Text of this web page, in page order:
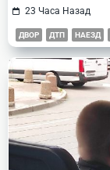
23 Часа Назад
ДВОР ДТП НАЕЗД